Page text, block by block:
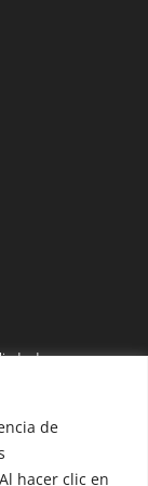
de
hacer clic en
de
viaje como
entre